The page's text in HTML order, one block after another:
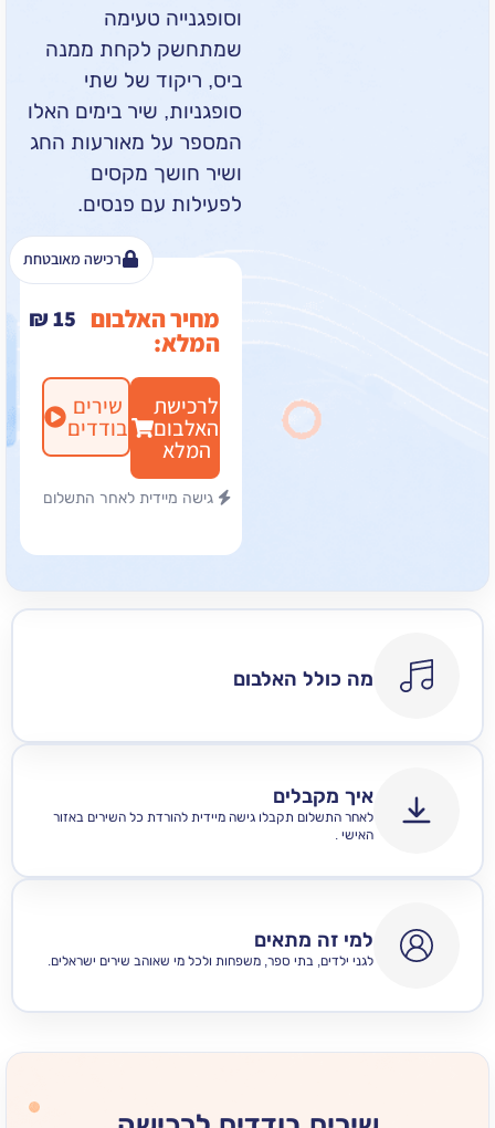
וסופגנייה טעימה
שמתחשק לקחת ממנה
ביס, ריקוד של שתי
סופגניות, שיר בימים האלו
המספר על מאורעות החג
ושיר חושך מקסים
לפעילות עם פנסים.
מחיר האלבום ₪15
לרכישת
האלבום
שירים
בודדים
גישה מיידית לאחר התשלום
רכישה מאובטחת
מה כולל האלבום
איך מקבלים
לאחר התשלום תקבלו גישה מיידית להורדת כל השירים באזור
למי זה מתאים
לגני ילדים, בתי ספר, משפחות ולכל מי שאוהב שירים ישראלים.